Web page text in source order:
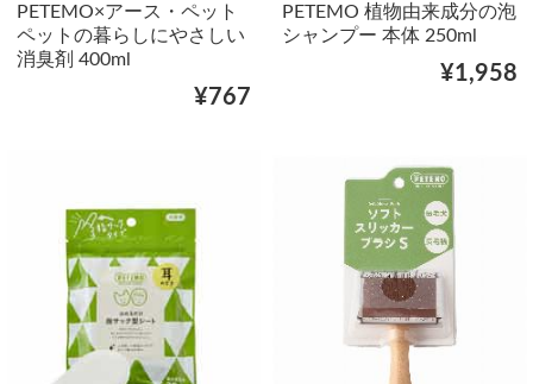
PETEMO×アース・ペット
ペットの暮らしにやさしい
消臭剤 400ml
¥767
PETEMO 植物由来成分の泡
シャンプー 本体 250ml
¥1,958